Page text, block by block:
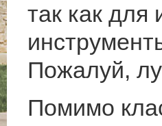
так как для
Пожалуй,
Помимо